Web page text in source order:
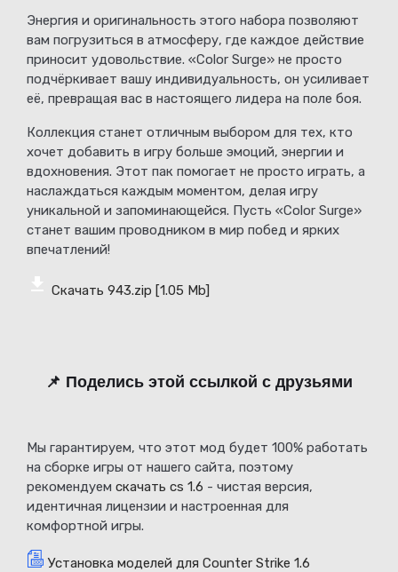
Энергия и оригинальность этого набора позволяют
вам погрузиться в атмосферу, где каждое действие
приносит удовольствие. «Color Surge» не просто
подчёркивает вашу индивидуальность, он усиливает
её, превращая вас в настоящего лидера на поле боя.
Коллекция станет отличным выбором для тех, кто
хочет добавить в игру больше эмоций, энергии и
вдохновения. Этот пак помогает не просто играть, а
наслаждаться каждым моментом, делая игру
уникальной и запоминающейся. Пусть «Color Surge»
станет вашим проводником в мир побед и ярких
впечатлений!
Скачать 943.zip [1.05 Mb]
📌 Поделись этой ссылкой с друзьями
Мы гарантируем, что этот мод будет 100% работать
на сборке игры от нашего сайта, поэтому
рекомендуем скачать cs 1.6 - чистая версия,
идентичная лицензии и настроенная для
комфортной игры.
Установка моделей для Counter Strike 1.6